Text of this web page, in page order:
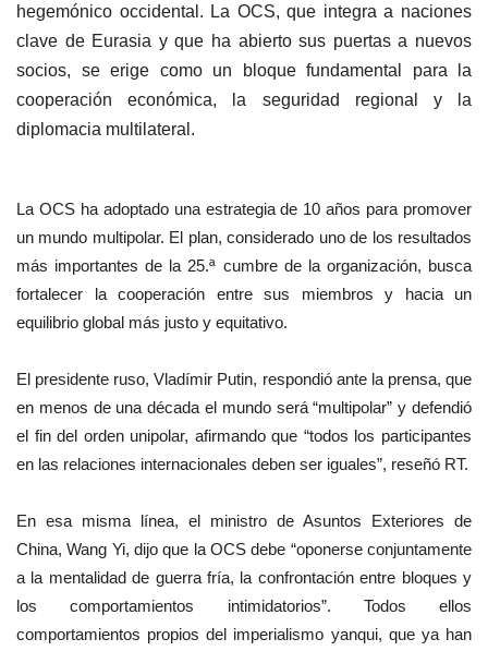
hegemónico occidental. La OCS, que integra a naciones
clave de Eurasia y que ha abierto sus puertas a nuevos
socios, se erige como un bloque fundamental para la
cooperación económica, la seguridad regional y la
diplomacia multilateral.
La OCS ha adoptado una estrategia de 10 años para promover
un mundo multipolar. El plan, considerado uno de los resultados
más importantes de la 25.ª cumbre de la organización, busca
fortalecer la cooperación entre sus miembros y hacia un
equilibrio global más justo y equitativo.
El presidente ruso, Vladímir Putin, respondió ante la prensa, que
en menos de una década el mundo será “multipolar” y defendió
el fin del orden unipolar, afirmando que “todos los participantes
en las relaciones internacionales deben ser iguales”, reseñó RT.
En esa misma línea, el ministro de Asuntos Exteriores de
China, Wang Yi, dijo que la OCS debe “oponerse conjuntamente
a la mentalidad de guerra fría, la confrontación entre bloques y
los comportamientos intimidatorios”. Todos ellos
comportamientos propios del imperialismo yanqui, que ya han